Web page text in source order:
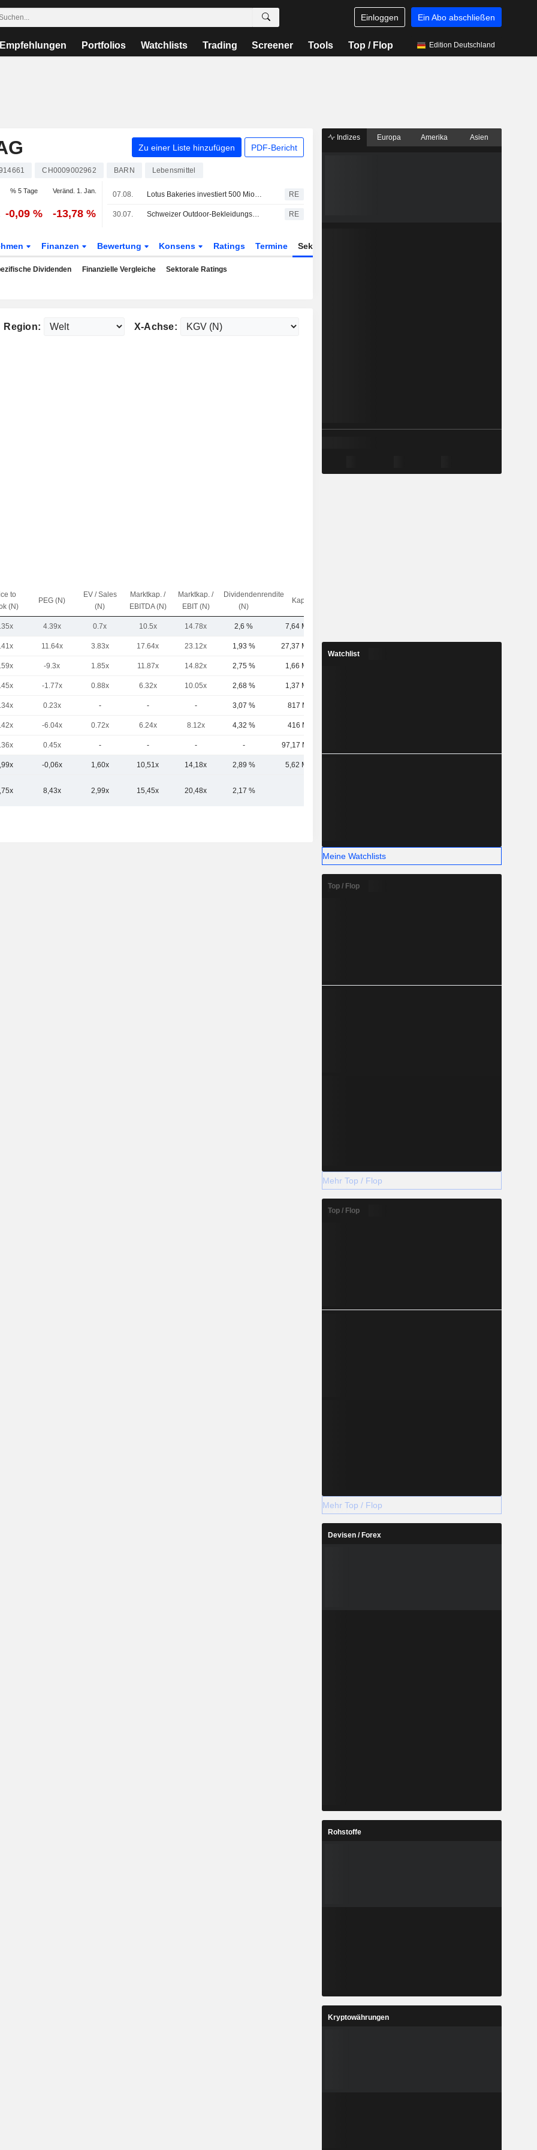
Einloggen Ein Abo abschließen
Empfehlungen Portfolios Watchlists Trading Screener Tools Top / Flop Edition Deutschland
Zu einer Liste hinzufügen PDF-Bericht
CH0009002962 BARN Lebensmittel
% 5 Tage Veränd. 1. Jan.
-0,09 % -13,78 %
07.08. Lotus Bakeries investiert 500 Mio. EUR in Biscoff-Ausbau, da die Nachfrage wächst RE
30.07. Schweizer Outdoor-Bekleidungshersteller Mammut an chinesischen Investor CPE verkauft RE
Finanzen Bewertung Konsens Ratings Termine Sektor
Dividenden Finanzielle Vergleiche Sektorale Ratings
Region: X-Achse:
to
(N)
PEG (N)
EV / Sales
(N)
Marktkap. /
EBITDA (N)
Marktkap. /
EBIT (N)
Dividendenrendite
(N)
Kap.($)
4.39x 0.7x 10.5x 14.78x 2,6 % 7,64 Mrd.
11.64x 3.83x 17.64x 23.12x 1,93 % 27,37 Mrd.
-9.3x 1.85x 11.87x 14.82x 2,75 % 1,66 Mrd.
-1.77x 0.88x 6.32x 10.05x 2,68 % 1,37 Mrd.
0.23x - - - 3,07 % 817 Mio.
-6.04x 0.72x 6.24x 8.12x 4,32 % 416 Mio.
0.45x - - - - 97,17 Mio.
-0,06x 1,60x 10,51x 14,18x 2,89 % 5,62 Mrd.
8,43x 2,99x 15,45x 20,48x 2,17 %
Indizes Europa Amerika Asien
Watchlist
Meine Watchlists
Top / Flop
Mehr Top / Flop
Top / Flop
Mehr Top / Flop
Devisen / Forex
Rohstoffe
Kryptowährungen